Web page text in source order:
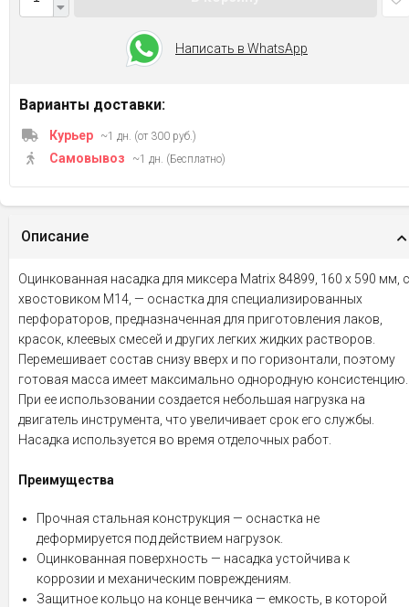
Написать в WhatsApp
Варианты доставки:
Курьер ~1 дн. (от 300 руб.)
Самовывоз ~1 дн. (Бесплатно)
Описание
Оцинкованная насадка для миксера Matrix 84899, 160 х 590 мм, с
хвостовиком М14, — оснастка для специализированных
перфораторов, предназначенная для приготовления лаков,
красок, клеевых смесей и других легких жидких растворов.
Перемешивает состав снизу вверх и по горизонтали, поэтому
готовая масса имеет максимально однородную консистенцию.
При ее использовании создается небольшая нагрузка на
двигатель инструмента, что увеличивает срок его службы.
Насадка используется во время отделочных работ.
Преимущества
Прочная стальная конструкция — оснастка не
деформируется под действием нагрузок.
Оцинкованная поверхность — насадка устойчива к
коррозии и механическим повреждениям.
Защитное кольцо на конце венчика — емкость, в которой